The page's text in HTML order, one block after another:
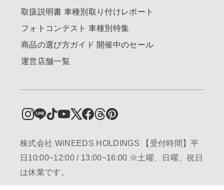
取扱説明書 車種別取り付けレポート
フォトコンテスト 車種別特集
商品の選び方ガイド 開催中のセール
運営店舗一覧
株式会社 WiNEEDS HOLDINGS 【受付時間】平
日10:00~12:00 / 13:00~16:00 ※土曜、日曜、祝日
は休業です。